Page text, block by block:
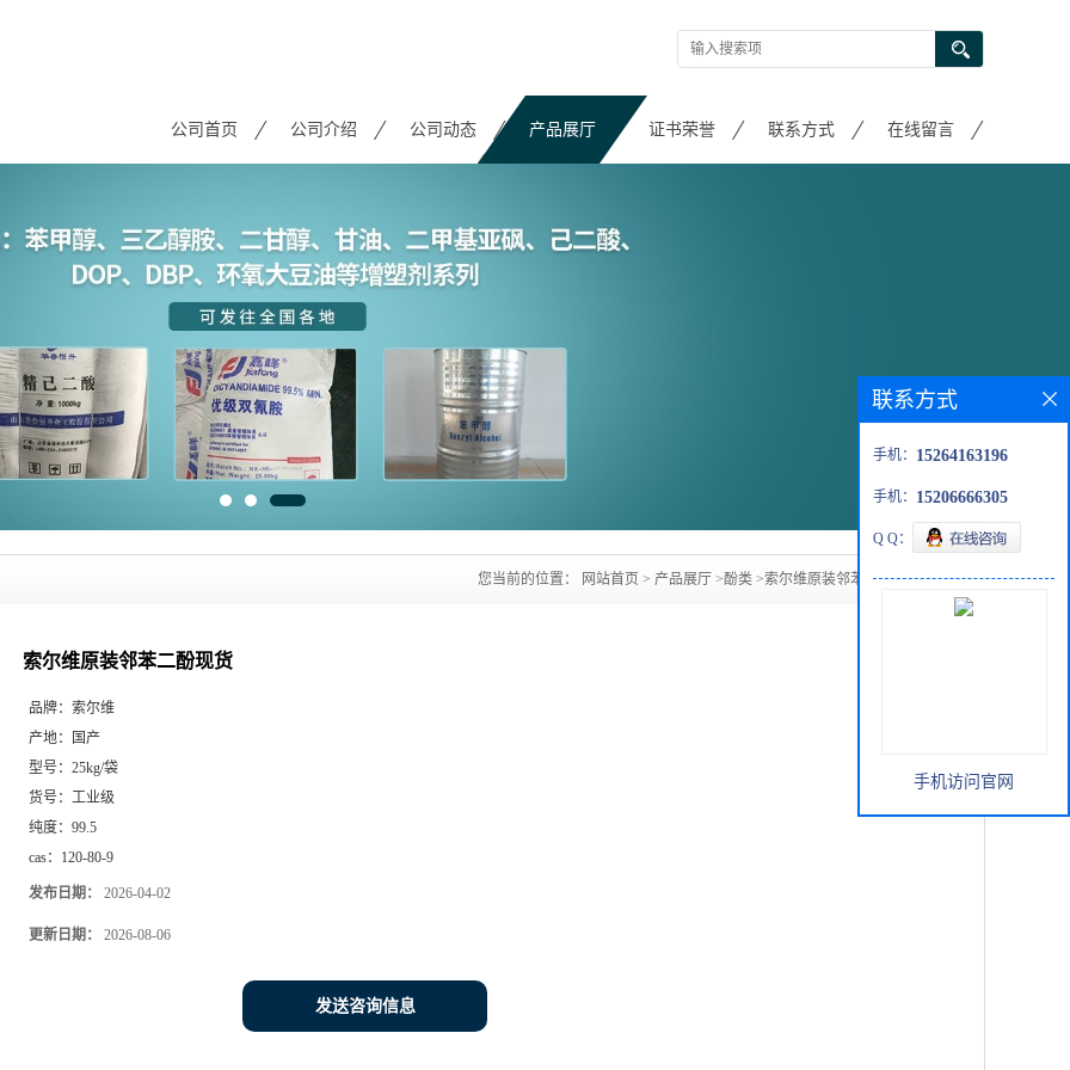
公司首页 公司介绍 公司动态 产品展厅 证书荣誉 联系方式 在线留言
您当前的位置： 网站首页 > 产品展厅 >酚类 >索尔维原装邻苯二酚现货
索尔维原装邻苯二酚现货
品牌： 索尔维
产地： 国产
型号： 25kg/袋
货号： 工业级
纯度： 99.5
cas： 120-80-9
发布日期： 2026-04-02
更新日期： 2026-08-06
发送咨询信息
联系方式
手机： 15264163196
手机： 15206666305
Q Q：
手机访问官网